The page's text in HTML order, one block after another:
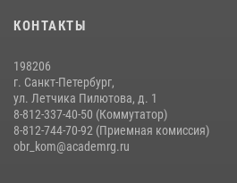
КОНТАКТЫ
198206
г. Санкт-Петербург,
ул. Летчика Пилютова, д. 1
8-812-337-40-50 (Коммутатор)
8-812-744-70-92 (Приемная комиссия)
obr_kom@academrg.ru